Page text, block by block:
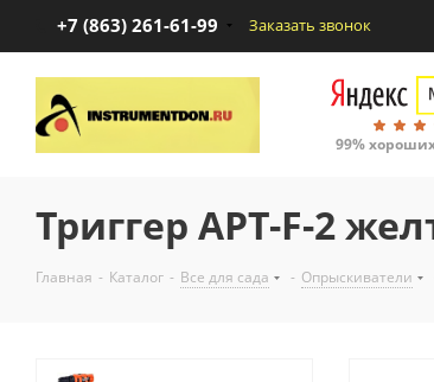
+7 (863) 261-61-99 Заказать звонок
99%
Триггер APT-F-2
Главная - Каталог - Все для сада - Опрыскиватели